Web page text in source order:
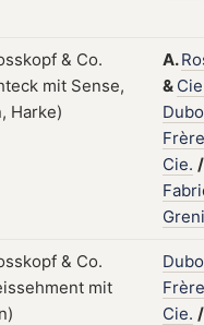
A.
&
Cie. /
Cie. /